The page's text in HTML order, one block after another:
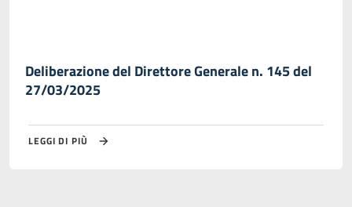
Deliberazione del Direttore Generale n. 145 del
27/03/2025
LEGGI DI PIÙ